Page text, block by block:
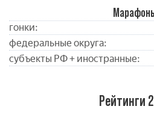
гонки:
федеральные округа:
субъекты РФ + иностранные:
Рейтинги